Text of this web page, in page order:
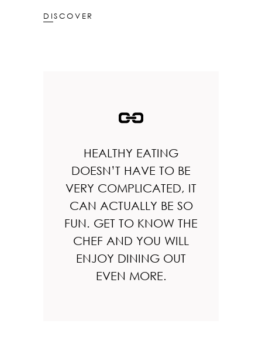
DISCOVER
HEALTHY EATING
DOESN’T HAVE TO BE
VERY COMPLICATED, IT
CAN ACTUALLY BE SO
FUN. GET TO KNOW THE
CHEF AND YOU WILL
ENJOY DINING OUT
EVEN MORE.